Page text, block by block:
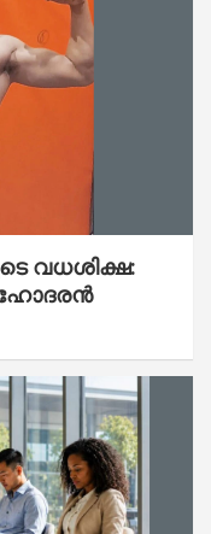
വധശിക്ഷ: